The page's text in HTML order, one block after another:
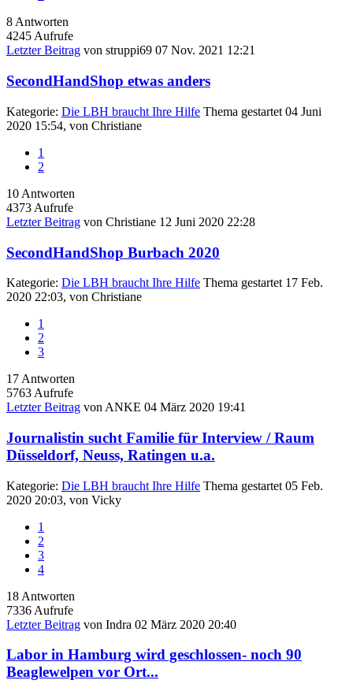
8 Antworten
4245 Aufrufe
Letzter Beitrag von struppi69 07 Nov. 2021 12:21
SecondHandShop etwas anders
Kategorie: Die LBH braucht Ihre Hilfe Thema gestartet 04 Juni
2020 15:54, von Christiane
1
2
10 Antworten
4373 Aufrufe
Letzter Beitrag von Christiane 12 Juni 2020 22:28
SecondHandShop Burbach 2020
Kategorie: Die LBH braucht Ihre Hilfe Thema gestartet 17 Feb.
2020 22:03, von Christiane
1
2
3
17 Antworten
5763 Aufrufe
Letzter Beitrag von ANKE 04 März 2020 19:41
Journalistin sucht Familie für Interview / Raum
Düsseldorf, Neuss, Ratingen u.a.
Kategorie: Die LBH braucht Ihre Hilfe Thema gestartet 05 Feb.
2020 20:03, von Vicky
1
2
3
4
18 Antworten
7336 Aufrufe
Letzter Beitrag von Indra 02 März 2020 20:40
Labor in Hamburg wird geschlossen- noch 90
Beaglewelpen vor Ort...